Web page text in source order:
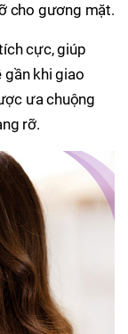
cho gương mặt.
cực, giúp
gần khi giao
ưa chuộng
rỡ.